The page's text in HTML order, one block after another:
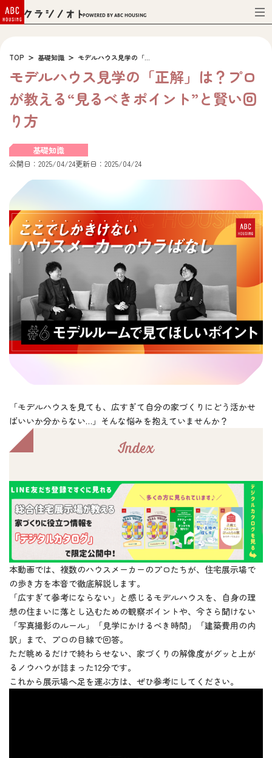
Powered by ABC HOUSING
TOP 基礎知識 モデルハウス見学の「...
モデルハウス見学の「正解」は？プロ
が教える“見るべきポイント”と賢い回
り方
基礎知識
公開日：2025/04/24更新日：2025/04/24
「モデルハウスを見ても、広すぎて自分の家づくりにどう活かせ
ばいいか分からない…」そんな悩みを抱えていませんか？
Index
本動画では、複数のハウスメーカーのプロたちが、住宅展示場で
の歩き方を本音で徹底解説します。
「広すぎて参考にならない」と感じるモデルハウスを、自身の理
想の住まいに落とし込むための観察ポイントや、今さら聞けない
「写真撮影のルール」「見学にかけるべき時間」「建築費用の内
訳」まで、プロの目線で回答。
ただ眺めるだけで終わらせない、家づくりの解像度がグッと上が
るノウハウが詰まった12分です。
これから展示場へ足を運ぶ方は、ぜひ参考にしてください。